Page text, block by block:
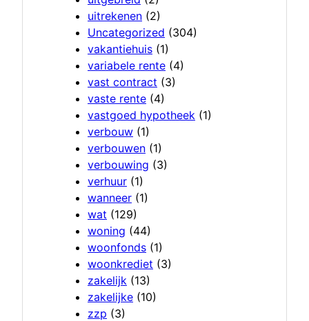
uitrekenen (2)
Uncategorized (304)
vakantiehuis (1)
variabele rente (4)
vast contract (3)
vaste rente (4)
vastgoed hypotheek (1)
verbouw (1)
verbouwen (1)
verbouwing (3)
verhuur (1)
wanneer (1)
wat (129)
woning (44)
woonfonds (1)
woonkrediet (3)
zakelijk (13)
zakelijke (10)
zzp (3)